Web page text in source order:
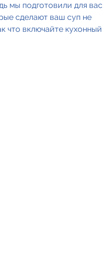
мы подготовили для вас
сделают ваш суп не
что включайте кухонный